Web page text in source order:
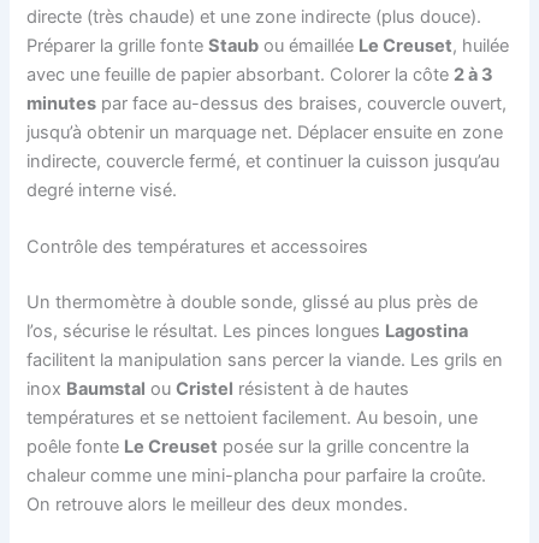
directe (très chaude) et une zone indirecte (plus douce).
Préparer la grille fonteStaub ou émaillée Le Creuset, huilée
avec une feuille de papier absorbant. Colorer la côte 2 à 3
minutes par face au-dessus des braises, couvercle ouvert,
jusqu’à obtenir un marquage net. Déplacer ensuite en zone
indirecte, couvercle fermé, et continuer la cuisson jusqu’au
degré interne visé.
Contrôle des températures et accessoires
Un thermomètre à double sonde, glissé au plus près de
l’os, sécurise le résultat. Les pinces longues Lagostina
facilitent la manipulation sans percer la viande. Les grils en
inox Baumstal ouCristel résistent à de hautes
températures et se nettoient facilement. Au besoin, une
poêle fonte Le Creuset posée sur la grille concentre la
chaleur comme une mini-plancha pour parfaire la croûte.
On retrouve alors le meilleur des deux mondes.